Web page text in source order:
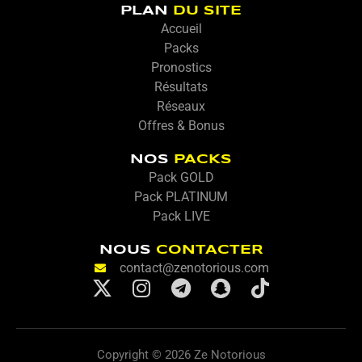
PLAN DU SITE
Accueil
Packs
Pronostics
Résultats
Réseaux
Offres & Bonus
NOS PACKS
Pack GOLD
Pack PLATINUM
Pack LIVE
NOUS CONTACTER
contact@zenotorious.com
X
t
w
I
s
t
T
l
e
S
a
p
T
k
t
Copyright © 2026 Ze Notorious